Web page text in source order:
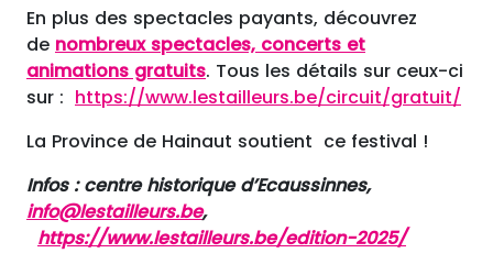
En plus des spectacles payants, découvrez
de nombreux spectacles, concerts et
animations gratuits. Tous les détails sur ceux-ci
sur : https://www.lestailleurs.be/circuit/gratuit/
La Province de Hainaut soutient ce festival !
Infos : centre historique d’Ecaussinnes,
info@lestailleurs.be,
https://www.lestailleurs.be/edition-2025/